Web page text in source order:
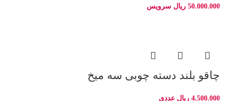
50.000.000 ریال سرویس
چاقو بلند دسته چوبی سه میخ
4.500.000 ریال عددی